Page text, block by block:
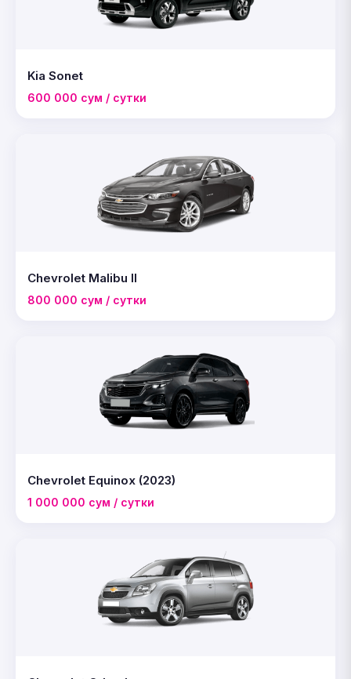
Kia Sonet
600 000 сум / сутки
Chevrolet Malibu II
800 000 сум / сутки
Chevrolet Equinox (2023)
1 000 000 сум / сутки